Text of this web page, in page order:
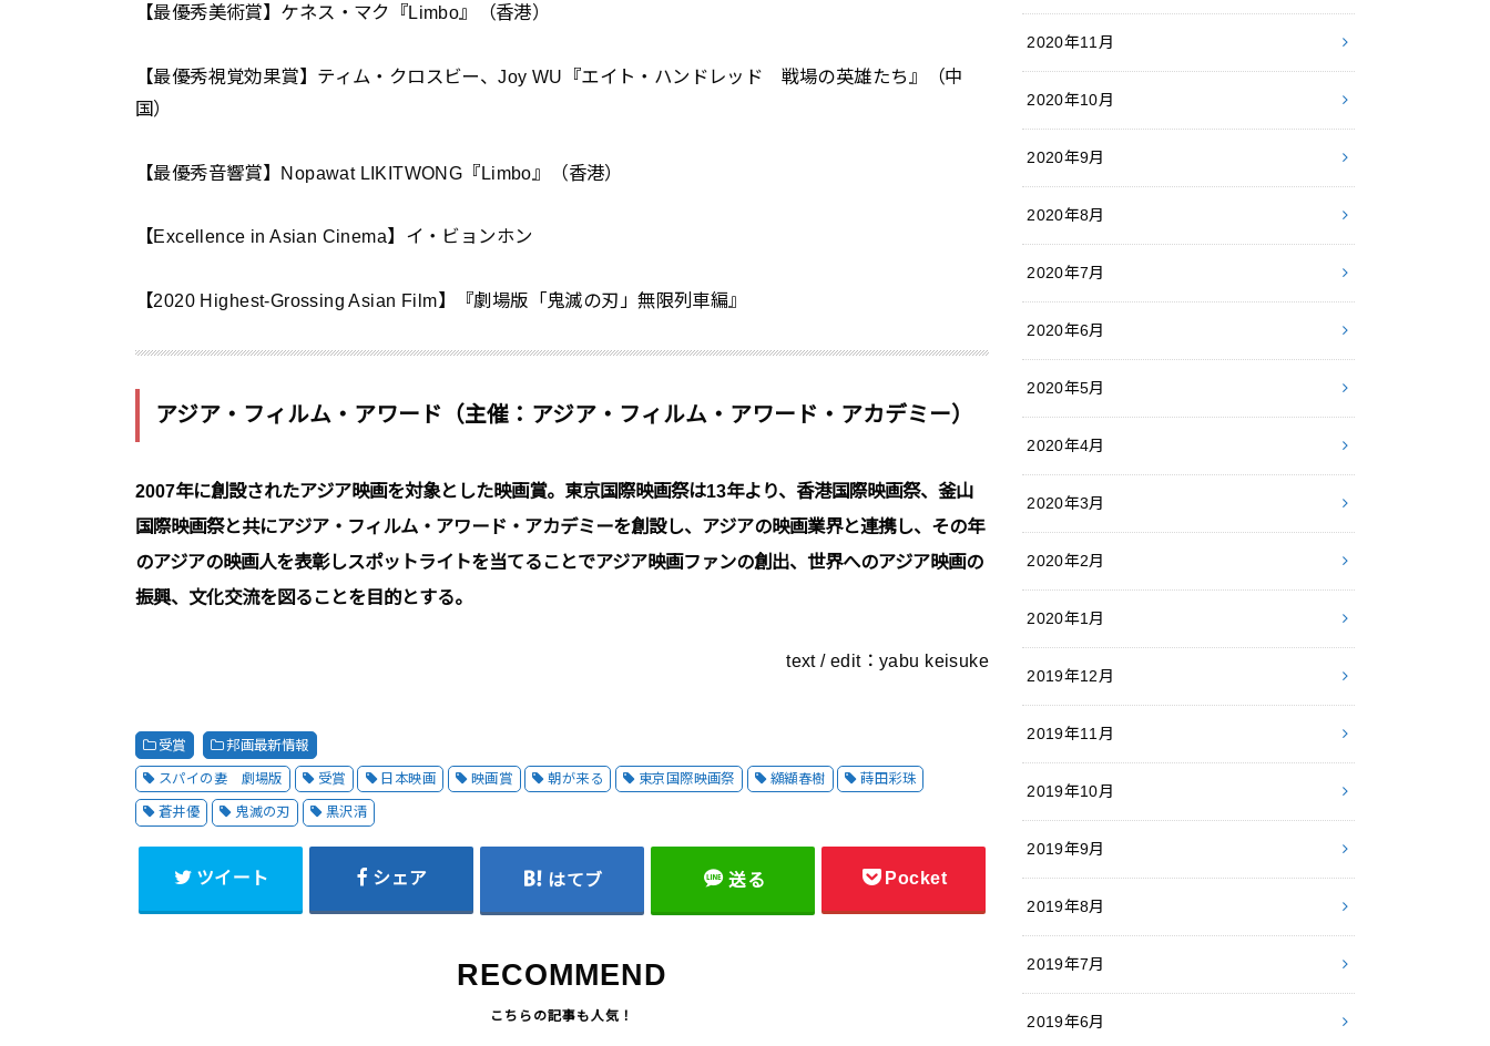
【最優秀美術賞】ケネス・マク『Limbo』（香港）
【最優秀視覚効果賞】ティム・クロスビー、Joy WU『エイト・ハンドレッド 戦場の英雄たち』（中
国）
【最優秀音響賞】Nopawat LIKITWONG『Limbo』（香港）
【Excellence in Asian Cinema】イ・ビョンホン
【2020 Highest-Grossing Asian Film】『劇場版「鬼滅の刃」無限列車編』
アジア・フィルム・アワード（主催：アジア・フィルム・アワード・アカデミー）
2007年に創設されたアジア映画を対象とした映画賞。東京国際映画祭は13年より、香港国際映画祭、釜山
国際映画祭と共にアジア・フィルム・アワード・アカデミーを創設し、アジアの映画業界と連携し、その年
のアジアの映画人を表彰しスポットライトを当てることでアジア映画ファンの創出、世界へのアジア映画の
振興、文化交流を図ることを目的とする。
text / edit：yabu keisuke
受賞 邦画最新情報
スパイの妻 劇場版 受賞 日本映画 映画賞 朝が来る 東京国際映画祭 纐纈春樹 蒔田彩珠
蒼井優 鬼滅の刃 黒沢清
ツイート シェア はてブ 送る Pocket
RECOMMEND
2020年11月
2020年10月
2020年9月
2020年8月
2020年7月
2020年6月
2020年5月
2020年4月
2020年3月
2020年2月
2020年1月
2019年12月
2019年11月
2019年10月
2019年9月
2019年8月
2019年7月
2019年6月